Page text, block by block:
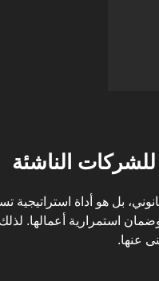
الناشئة
بل هو أداة استراتيجية
استمرارية أعمالها.